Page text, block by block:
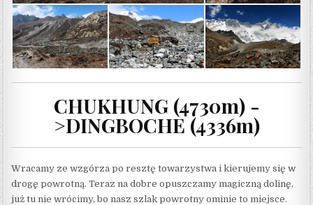
CHUKHUNG (4730m) -
>DINGBOCHE (4336m)
Wracamy ze wzgórza po resztę towarzystwa i kierujemy się w
drogę powrotną. Teraz na dobre opuszczamy magiczną dolinę,
już tu nie wrócimy, bo nasz szlak powrotny ominie to miejsce.